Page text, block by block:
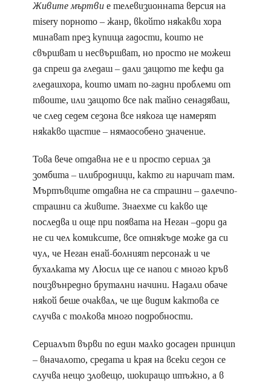
Живите мъртвие телевизионната версия на
misery порното – жанр, вкойто някакви хора
минават през купища гадости, които не
свършват и несвършват, но просто не можеш
да спреш да гледаш – дали защото те кефи да
гледашхора, които имат по-гадни проблеми от
твоите, или защото все пак тайно сенадяваш,
че след седем сезона все някога ще намерят
някакво щастие – нямаособено значение.
Това вече отдавна не е и просто сериал за
зомбита – илибродници, както ги наричат там.
Мъртъвците отдавна не са страшни – далечпо-
страшни са живите. Знаехме си какво ще
последва и още при появата на Неган –дори да
не си чел комиксите, все отнякъде може да си
чул, че Неган енай-болният персонаж и че
бухалката му Люсил ще се напои с много кръв
поизвънредно брутални начини. Надали обаче
някой беше очаквал, че ще видим кактова се
случва с толкова много подробности.
Сериалът върви по един малко досаден принцип
– вначалото, средата и края на всеки сезон се
случва нещо зловещо, шокиращо итъжно, а в